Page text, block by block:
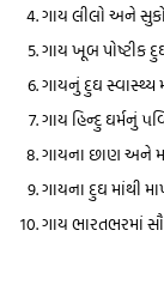
ગાય લીલો અને
ગાય ખૂબ પોષ્ટીક
ગાયનું દુઘ
ગાય હિન્દુ ઘર્મનું
ગાયના છાણ અને
ગાયના દુઘ માંથી
ગાય ભારતભરમાં